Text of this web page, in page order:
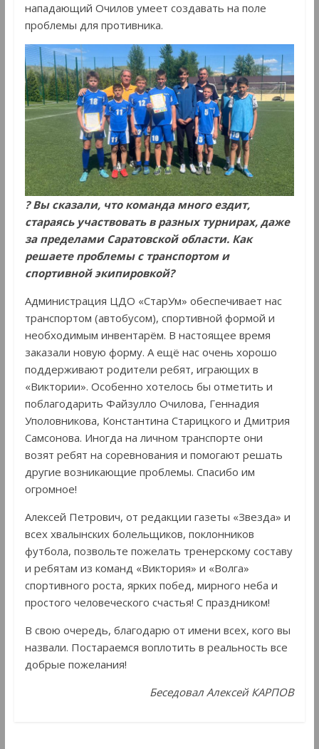
нападающий Очилов умеет создавать на поле
проблемы для противника.
? Вы сказали, что команда много ездит,
стараясь участвовать в разных турнирах, даже
за пределами Саратовской области. Как
решаете проблемы с транспортом и
спортивной экипировкой?
Администрация ЦДО «СтарУм» обеспечивает нас
транспортом (автобусом), спортивной формой и
необходимым инвентарём. В настоящее время
заказали новую форму. А ещё нас очень хорошо
поддерживают родители ребят, играющих в
«Виктории». Особенно хотелось бы отметить и
поблагодарить Файзулло Очилова, Геннадия
Уполовникова, Константина Старицкого и Дмитрия
Самсонова. Иногда на личном транспорте они
возят ребят на соревнования и помогают решать
другие возникающие проблемы. Спасибо им
огромное!
Алексей Петрович, от редакции газеты «Звезда» и
всех хвалынских болельщиков, поклонников
футбола, позвольте пожелать тренерскому составу
и ребятам из команд «Виктория» и «Волга»
спортивного роста, ярких побед, мирного неба и
простого человеческого счастья! С праздником!
В свою очередь, благодарю от имени всех, кого вы
назвали. Постараемся воплотить в реальность все
добрые пожелания!
Беседовал Алексей КАРПОВ